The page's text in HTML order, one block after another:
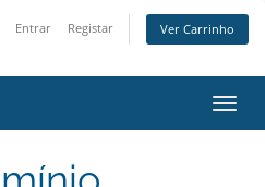
Entrar Registar Ver Carrinho